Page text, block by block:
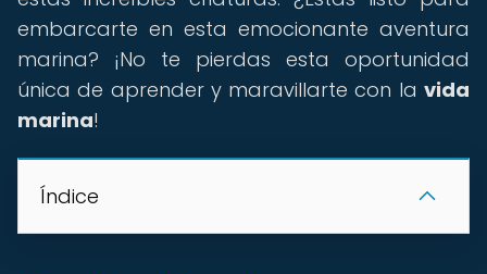
embarcarte en esta emocionante aventura
marina? ¡No te pierdas esta oportunidad
única de aprender y maravillarte con la vida
marina!
Índice